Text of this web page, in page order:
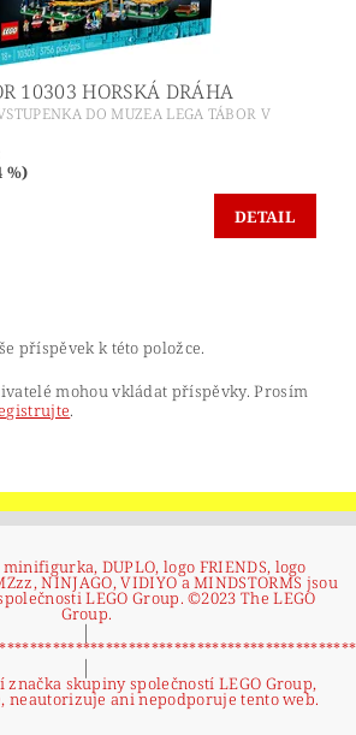
10303 HORSKÁ DRÁHA
DO MUZEA LEGA TÁBOR V
%)
DETAIL
příspěvek k této položce.
mohou vkládat příspěvky. Prosím
.
minifigurka, DUPLO, logo FRIENDS, logo
NINJAGO, VIDIYO a MINDSTORMS jsou
LEGO Group. ©2023 The LEGO
Group.
|
|
značka skupiny společností LEGO Group,
neautorizuje ani nepodporuje tento web.